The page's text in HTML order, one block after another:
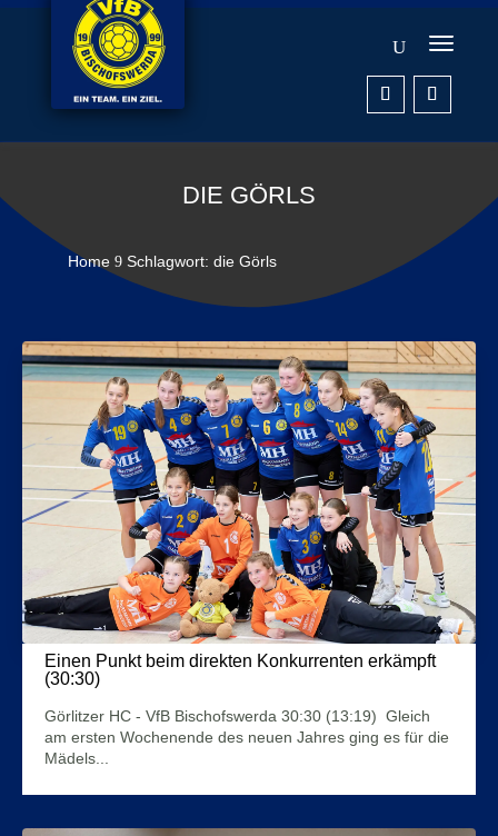
DIE GÖRLS
Home 9 Schlagwort: die Görls
Einen Punkt beim direkten Konkurrenten erkämpft
(30:30)
Görlitzer HC - VfB Bischofswerda 30:30 (13:19) Gleich
am ersten Wochenende des neuen Jahres ging es für die
Mädels...